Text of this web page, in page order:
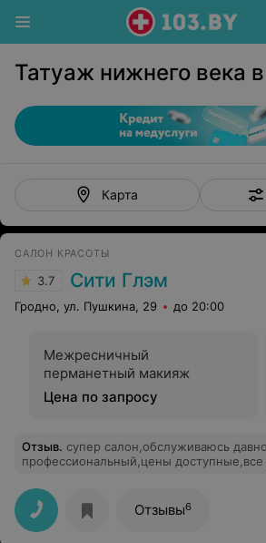
Татуаж нижнего века
Карта
САЛОН КРАСОТЫ
3.7 Сити Глэм
Гродно, ул. Пушкина, 29 до 20:00
Межресничный
перманетный макияж
Цена по запросу
Отзыв. супер салон,обслуживаюсь
профессиональный,цены доступные,все
Отзывы6